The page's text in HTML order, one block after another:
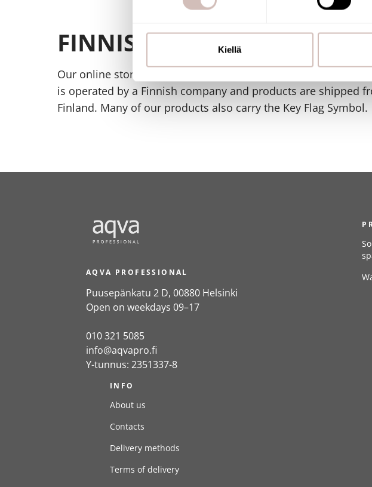
ja kävijämäärämme analysoimiseen. Lisäksi
kumppaneillemme tietoja siitä, miten käytät
Kiellä
FINNISH ONLINE SHOP
Our online store has been awarded the Key Flag Symbol. The
is operated by a Finnish company and products are shipped
Finland. Many of our products also carry the Key Flag Symbol.
AQVA PROFESSIONAL
Puusepänkatu 2 D, 00880 Helsinki
Open on weekdays 09–17
010 321 5085
info@aqvapro.fi
Y-tunnus: 2351337-8
INFO
About us
Contacts
Delivery methods
Terms of delivery